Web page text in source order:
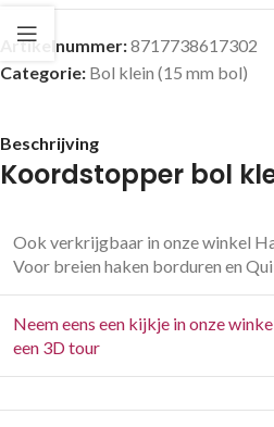
Artikelnummer:8717738617302
Categorie: Bol klein (15 mm bol)
Beschrijving
Koordstopper bol
Ook verkrijgbaar in onze winkel
Voor breien haken borduren en
Neem eens een kijkje in onze
een 3D tour